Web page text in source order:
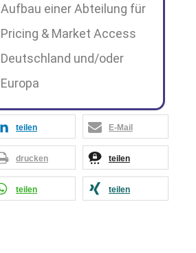
Aufbau einer Abteilung für
Pricing & Market Access
Deutschland und/oder
Europa
teilen E-Mail
drucken teilen
teilen teilen